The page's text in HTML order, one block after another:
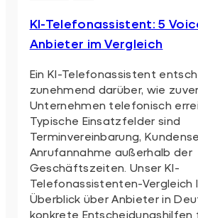
KI-Telefonassistent: 5
Anbieter im Vergleich
Ein KI-Telefonassistent
zunehmend darüber, wie
Unternehmen telefonisch
Typische Einsatzfelder sind
Terminvereinbarung,
Anrufannahme außerhalb der
Geschäftszeiten. Unser KI-
Telefonassistenten-Vergleich
Überblick über Anbieter in
konkrete Entscheidungshilfen